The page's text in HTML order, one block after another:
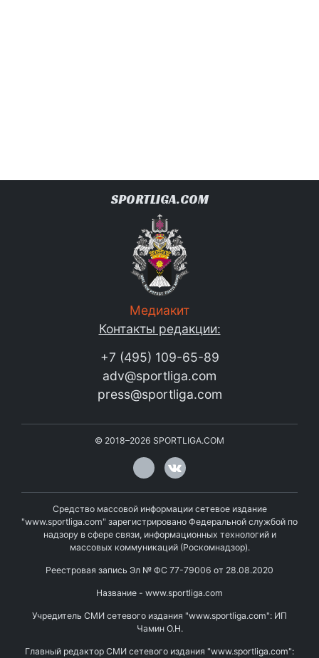
SPORTLIGA.COM
Медиакит
Контакты редакции:
+7 (495) 109-65-89
adv@sportliga.com
press@sportliga.com
© 2018–2026 SPORTLIGA.COM
Средство массовой информации сетевое издание
"www.sportliga.com" зарегистрировано Федеральной службой по
надзору в сфере связи, информационных технологий и
массовых коммуникаций (Роскомнадзор).
Реестровая запись Эл № ФС 77-79006 от 28.08.2020
Название - www.sportliga.com
Учредитель СМИ сетевого издания "www.sportliga.com": ИП
Чамин О.Н.
Главный редактор СМИ сетевого издания "www.sportliga.com":